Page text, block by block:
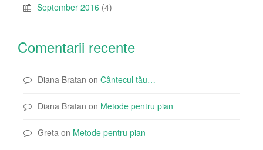
September 2016 (4)
Comentarii recente
Diana Bratan on Cântecul tău…
Diana Bratan on Metode pentru pian
Greta on Metode pentru pian